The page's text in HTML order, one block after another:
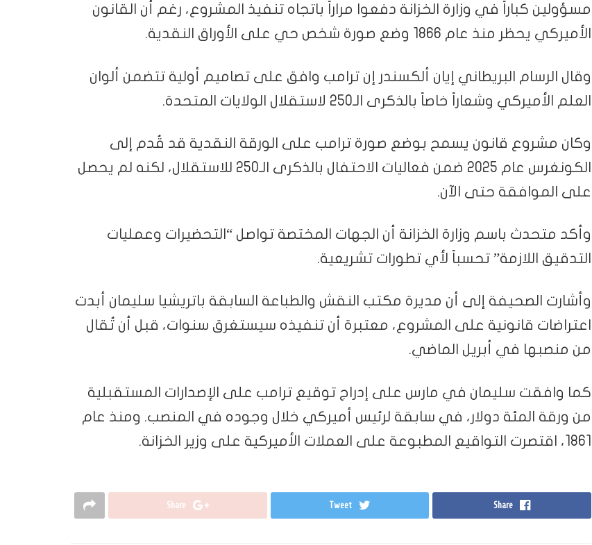
مسؤولين كباراً في وزارة الخزانة دفعوا مراراً باتجاه تنفيذ المشروع، رغم أن القانون
الأميركي يحظر منذ عام 1866 وضع صورة شخص حي على الأوراق النقدية.
وقال الرسام البريطاني إيان ألكسندر إن ترامب وافق على تصاميم أولية تتضمن ألوان
العلم الأميركي وشعاراً خاصاً بالذكرى الـ250 لاستقلال الولايات المتحدة.
وكان مشروع قانون يسمح بوضع صورة ترامب على الورقة النقدية قد قُدم إلى
الكونغرس عام 2025 ضمن فعاليات الاحتفال بالذكرى الـ250 للاستقلال، لكنه لم يحصل
على الموافقة حتى الآن.
وأكد متحدث باسم وزارة الخزانة أن الجهات المختصة تواصل “التحضيرات وعمليات
التدقيق اللازمة” تحسباً لأي تطورات تشريعية.
وأشارت الصحيفة إلى أن مديرة مكتب النقش والطباعة السابقة باتريشيا سليمان أبدت
اعتراضات قانونية على المشروع، معتبرة أن تنفيذه سيستغرق سنوات، قبل أن تُقال
من منصبها في أبريل الماضي.
كما وافقت سليمان في مارس على إدراج توقيع ترامب على الإصدارات المستقبلية
من ورقة المئة دولار، في سابقة لرئيس أميركي خلال وجوده في المنصب. ومنذ عام
1861، اقتصرت التواقيع المطبوعة على العملات الأميركية على وزير الخزانة.
Share
Tweet
Share